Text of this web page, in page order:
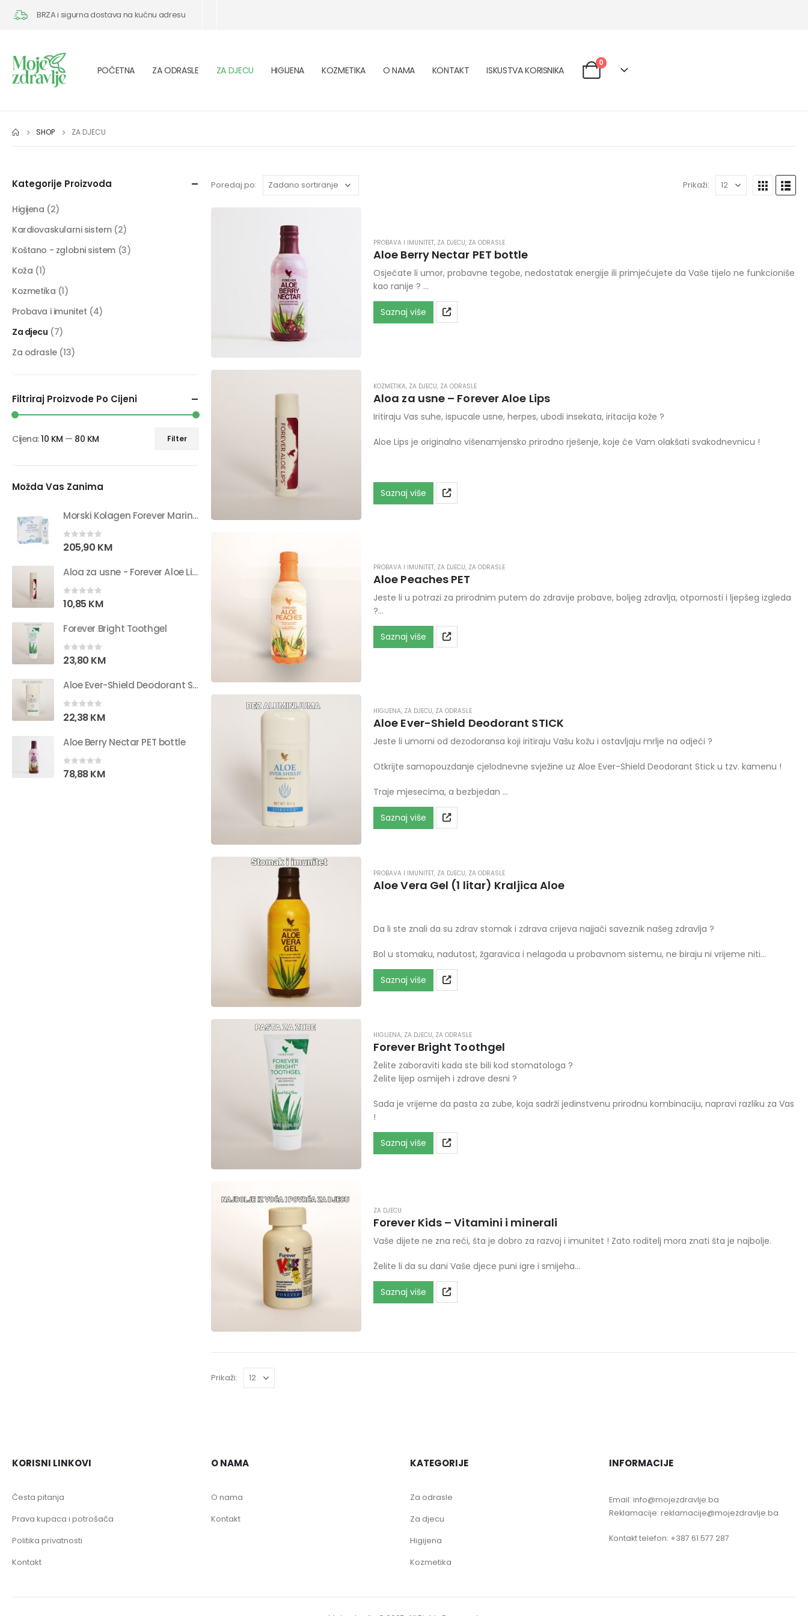
BRZA i sigurna dostava na kućnu adresu
POČETNA ZA ODRASLE ZA DJECU HIGIJENA KOZMETIKA O NAMA KONTAKT ISKUSTVA KORISNIKA
0
SHOP ZA DJECU
Poredaj po: Prikaži:
PROBAVA I IMUNITET, ZA DJECU, ZA ODRASLE
Aloe Berry Nectar PET bottle
Osjećate li umor, probavne tegobe, nedostatak energije ili primjećujete da Vaše tijelo ne funkcioniše
kao ranije ?
Sve je to život, a život zahtjeva podršku ! Zato Vam predstavljamo Forever Aloe…
Saznaj više
KOZMETIKA, ZA DJECU, ZA ODRASLE
Aloa za usne – Forever Aloe Lips
Iritiraju Vas suhe, ispucale usne, herpes, ubodi insekata, iritacija kože ?
Aloe Lips je originalno višenamjensko prirodno rješenje, koje će Vam olakšati svakodnevnicu !
Saznaj više
PROBAVA I IMUNITET, ZA DJECU, ZA ODRASLE
Aloe Peaches PET
Jeste li u potrazi za prirodnim putem do zdravije probave, boljeg zdravlja, otpornosti i ljepšeg izgleda
?
Forever Aloe Peaches je mnogo više od napitka – to su hranjivi sastojci direktno…
Saznaj više
HIGIJENA, ZA DJECU, ZA ODRASLE
Aloe Ever-Shield Deodorant STICK
Jeste li umorni od dezodoransa koji iritiraju Vašu kožu i ostavljaju mrlje na odjeći ?
Otkrijte samopouzdanje cjelodnevne svježine uz Aloe Ever-Shield Deodorant Stick u tzv. kamenu !
Traje mjesecima, a bezbjedan …
Saznaj više
PROBAVA I IMUNITET, ZA DJECU, ZA ODRASLE
Aloe Vera Gel (1 litar) Kraljica Aloe
Da li ste znali da su zdrav stomak i zdrava crijeva najjači saveznik našeg zdravlja ?
Bol u stomaku, nadutost, žgaravica i nelagoda u probavnom sistemu, ne biraju ni vrijeme niti…
Saznaj više
HIGIJENA, ZA DJECU, ZA ODRASLE
Forever Bright Toothgel
Želite zaboraviti kada ste bili kod stomatologa ?
Želite lijep osmijeh i zdrave desni ?
Sada je vrijeme da pasta za zube, koja sadrži jedinstvenu prirodnu kombinaciju, napravi razliku za Vas
!
Saznaj više
ZA DJECU
Forever Kids – Vitamini i minerali
Vaše dijete ne zna reći, šta je dobro za razvoj i imunitet ! Zato roditelj mora znati šta je najbolje.
Želite li da su dani Vaše djece puni igre i smijeha…
Saznaj više
Prikaži:
Kategorije Proizvoda
Higijena (2)
Kardiovaskularni sistem (2)
Koštano - zglobni sistem (3)
Koža (1)
Kozmetika (1)
Probava i imunitet (4)
Za djecu (7)
Za odrasle (13)
Filtriraj Proizvode Po Cijeni
Filter
Cijena:10 KM — 80 KM
Možda Vas Zanima
Morski Kolagen Forever Marine Collagen
0out of 5
205,90 KM
Aloa za usne - Forever Aloe Lips
0out of 5
10,85 KM
Forever Bright Toothgel
0out of 5
23,80 KM
Aloe Ever-Shield Deodorant STICK
0out of 5
22,38KM
Aloe Berry Nectar PET bottle
0out of 5
78,88KM
KORISNI LINKOVI
Česta pitanja
Prava kupaca i potrošača
Politika privatnosti
Kontakt
O NAMA
O nama
Kontakt
KATEGORIJE
Za odrasle
Za djecu
Higijena
Kozmetika
INFORMACIJE
Email: info@mojezdravlje.ba
Reklamacije: reklamacije@mojezdravlje.ba
Kontakt telefon: +387 61 577 287